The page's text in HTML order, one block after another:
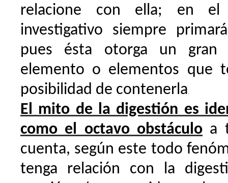
relacione con ella; en el
investigativo siempre
pues ésta otorga un gran
elemento o elementos que
posibilidad de contenerla
El mito de la digestión es
como el octavo obstáculo a
cuenta, según este todo
tenga relación con la